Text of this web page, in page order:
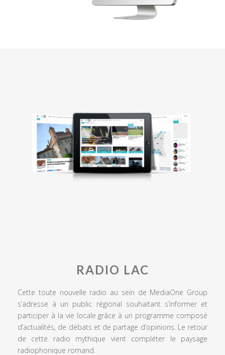
RADIO LAC
Cette toute nouvelle radio au sein de MediaOne Group
s’adresse à un public régional souhaitant s’informer et
participer à la vie locale grâce à un programme composé
d’actualités, de débats et de partage d’opinions. Le retour
de cette radio mythique vient compléter le paysage
radiophonique romand.